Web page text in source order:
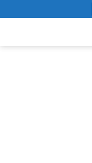
ke